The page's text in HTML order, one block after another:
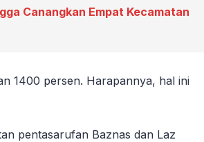
Canangkan Empat Kecamatan
1400 persen. Harapannya, hal ini
pentasarufan Baznas dan Laz